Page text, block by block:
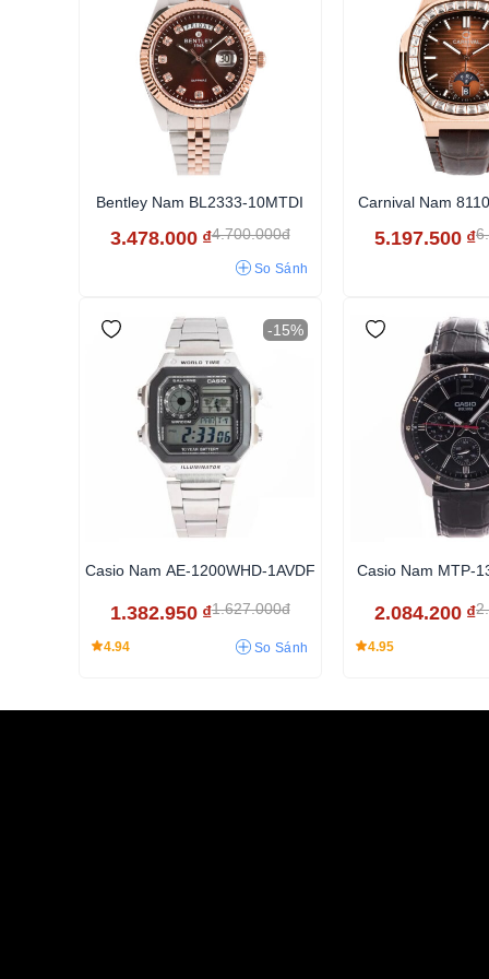
Bentley Nam BL2333-10MTDI
3.478.000 ₫4.700.000đ
So Sánh
Carnival Nam
5.197.500 ₫
-15%
Casio Nam AE-1200WHD-1AVDF
1.382.950 ₫1.627.000đ
4.94 So Sánh
Casio Nam MTP-
2.084.200 ₫
4.95